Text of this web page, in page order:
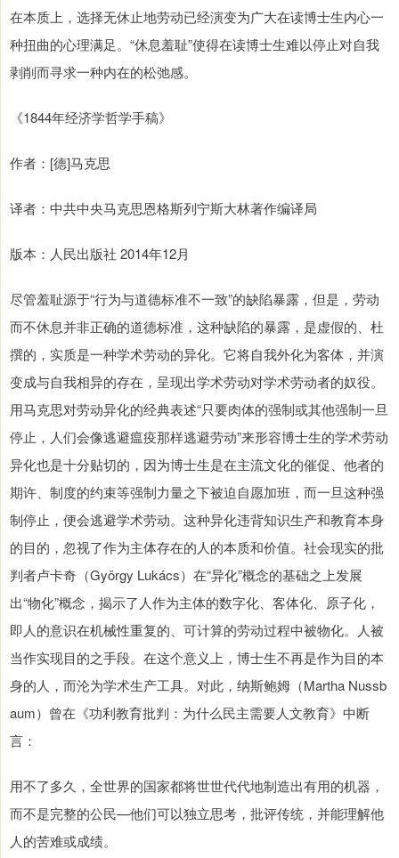
在本质上，选择无休止地劳动已经演变为广大在读博士生内心一
种扭曲的心理满足。“休息羞耻”使得在读博士生难以停止对自我
剥削而寻求一种内在的松弛感。
《1844年经济学哲学手稿》
作者：[德]马克思
译者：中共中央马克思恩格斯列宁斯大林著作编译局
版本：人民出版社 2014年12月
尽管羞耻源于“行为与道德标准不一致”的缺陷暴露，但是，劳动
而不休息并非正确的道德标准，这种缺陷的暴露，是虚假的、杜
撰的，实质是一种学术劳动的异化。它将自我外化为客体，并演
变成与自我相异的存在，呈现出学术劳动对学术劳动者的奴役。
用马克思对劳动异化的经典表述“只要肉体的强制或其他强制一旦
停止，人们会像逃避瘟疫那样逃避劳动”来形容博士生的学术劳动
异化也是十分贴切的，因为博士生是在主流文化的催促、他者的
期许、制度的约束等强制力量之下被迫自愿加班，而一旦这种强
制停止，便会逃避学术劳动。这种异化违背知识生产和教育本身
的目的，忽视了作为主体存在的人的本质和价值。社会现实的批
判者卢卡奇（György Lukács）在“异化”概念的基础之上发展
出“物化”概念，揭示了人作为主体的数字化、客体化、原子化，
即人的意识在机械性重复的、可计算的劳动过程中被物化。人被
当作实现目的之手段。在这个意义上，博士生不再是作为目的本
身的人，而沦为学术生产工具。对此，纳斯鲍姆（Martha Nussb
aum）曾在《功利教育批判：为什么民主需要人文教育》中断
言：
用不了多久，全世界的国家都将世世代代地制造出有用的机器，
而不是完整的公民—他们可以独立思考，批评传统，并能理解他
人的苦难或成绩。